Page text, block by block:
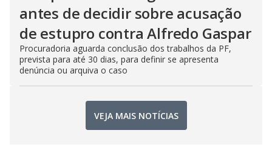
antes de decidir sobre acusação
de estupro contra Alfredo Gaspar
Procuradoria aguarda conclusão dos trabalhos da PF,
prevista para até 30 dias, para definir se apresenta
denúncia ou arquiva o caso
VEJA MAIS NOTÍCIAS